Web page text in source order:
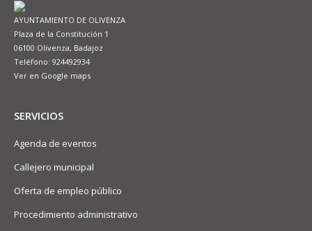
AYUNTAMIENTO DE OLIVENZA
Plaza de la Constitución 1
06100 Olivenza, Badajoz
Teléfono: 924492934
Ver en Google maps
SERVICIOS
Agenda de eventos
Callejero municipal
Oferta de empleo público
Procedimiento administrativo